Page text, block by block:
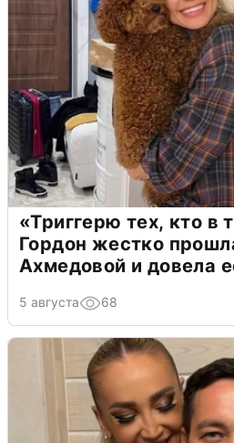
«Триггерю тех, кто в
Гордон жестко
Ахмедовой и довела
5 августа 68